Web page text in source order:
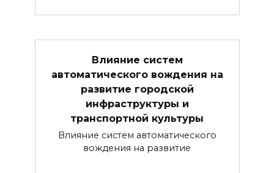
Влияние систем
автоматического вождения на
развитие городской
инфраструктуры и
транспортной культуры
Влияние систем автоматического
вождения на развитие